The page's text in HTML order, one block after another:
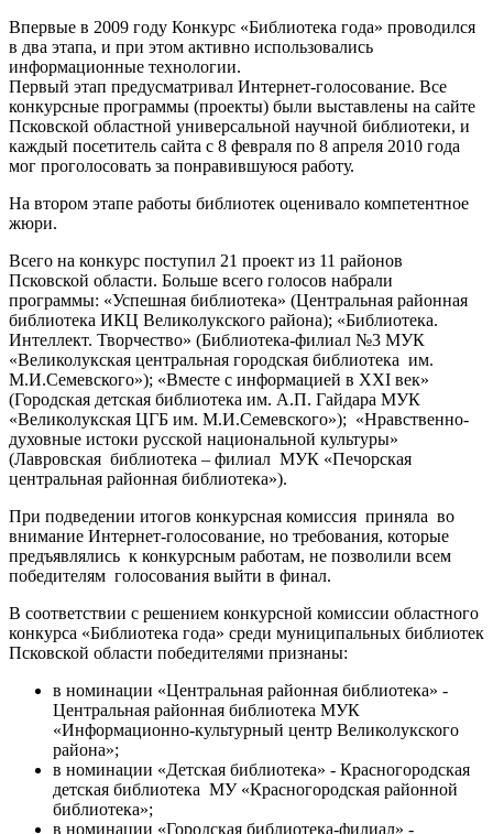
Впервые в 2009 году Конкурс «Библиотека года» проводился
в два этапа, и при этом активно использовались
информационные технологии.
Первый этап предусматривал Интернет-голосование. Все
конкурсные программы (проекты) были выставлены на сайте
Псковской областной универсальной научной библиотеки, и
каждый посетитель сайта с 8 февраля по 8 апреля 2010 года
мог проголосовать за понравившуюся работу.
На втором этапе работы библиотек оценивало компетентное
жюри.
Всего на конкурс поступил 21 проект из 11 районов
Псковской области. Больше всего голосов набрали
программы: «Успешная библиотека» (Центральная районная
библиотека ИКЦ Великолукского района); «Библиотека.
Интеллект. Творчество» (Библиотека-филиал №3 МУК
«Великолукская центральная городская библиотека им.
М.И.Семевского»); «Вместе с информацией в XXI век»
(Городская детская библиотека им. А.П. Гайдара МУК
«Великолукская ЦГБ им. М.И.Семевского»); «Нравственно-
духовные истоки русской национальной культуры»
(Лавровская библиотека – филиал МУК «Печорская
центральная районная библиотека»).
При подведении итогов конкурсная комиссия приняла во
внимание Интернет-голосование, но требования, которые
предъявлялись к конкурсным работам, не позволили всем
победителям голосования выйти в финал.
В соответствии с решением конкурсной комиссии областного
конкурса «Библиотека года» среди муниципальных библиотек
Псковской области победителями признаны:
в номинации «Центральная районная библиотека» -
Центральная районная библиотека МУК
«Информационно-культурный центр Великолукского
района»;
в номинации «Детская библиотека» - Красногородская
детская библиотека МУ «Красногородская районной
библиотека»;
в номинации «Городская библиотека-филиал» -